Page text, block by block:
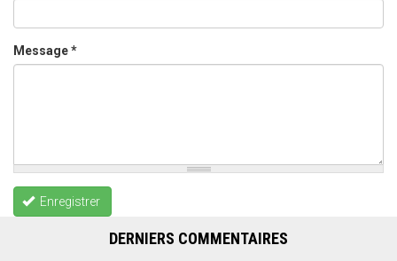
Message*
Enregistrer
DERNIERS COMMENTAIRES